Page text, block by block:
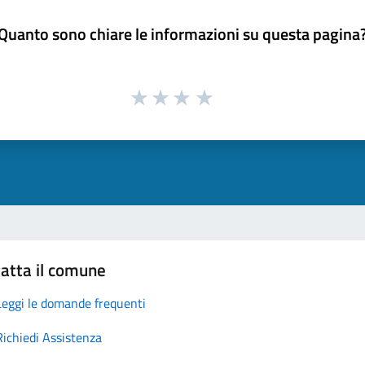
sono chiare le informazioni su questa
il comune
le domande frequenti
Assistenza